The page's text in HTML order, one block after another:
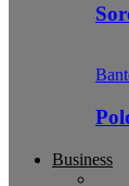
Business